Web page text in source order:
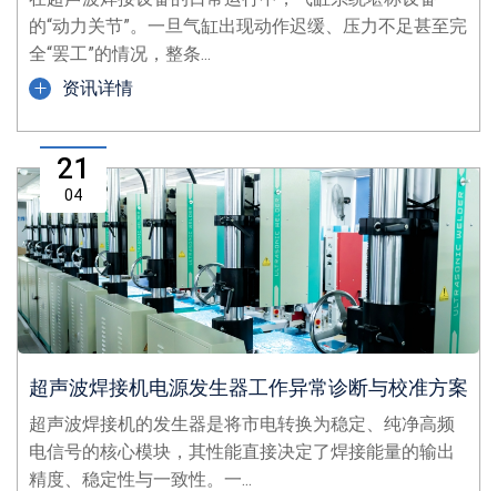
的“动力关节”。一旦气缸出现动作迟缓、压力不足甚至完
全“罢工”的情况，整条...
资讯详情
21
04
超声波焊接机电源发生器工作异常诊断与校准方案
超声波焊接机的发生器是将市电转换为稳定、纯净高频
电信号的核心模块，其性能直接决定了焊接能量的输出
精度、稳定性与一致性。一...